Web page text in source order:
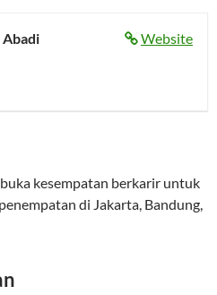
Website
kesempatan berkarir untuk
di Jakarta, Bandung,